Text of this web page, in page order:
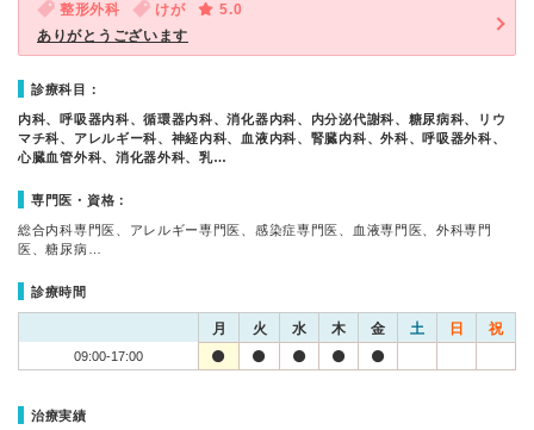
整形外科 けが
5.0
ありがとうございます
診療科目：
内科、呼吸器内科、循環器内科、消化器内科、内分泌代謝科、糖尿病科、リウ
マチ科、アレルギー科、神経内科、血液内科、腎臓内科、外科、呼吸器外科、
心臓血管外科、消化器外科、乳…
専門医・資格：
総合内科専門医、アレルギー専門医、感染症専門医、血液専門医、外科専門
医、糖尿病…
診療時間
月 火 水 木 金 土 日 祝
09:00-17:00
治療実績